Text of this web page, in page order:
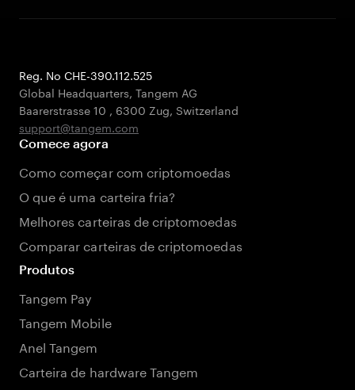
Reg. No CHE-390.112.525
Global Headquarters, Tangem AG
Baarerstrasse 10 , 6300 Zug, Switzerland
support@tangem.com
Comece agora
Como começar com criptomoedas
O que é uma carteira fria?
Melhores carteiras de criptomoedas
Comparar carteiras de criptomoedas
Produtos
Tangem Pay
Tangem Mobile
Anel Tangem
Carteira de hardware Tangem